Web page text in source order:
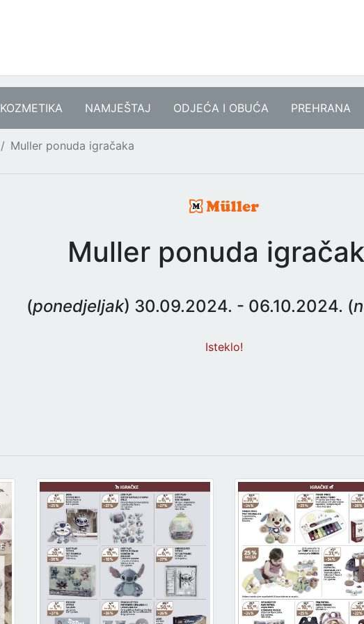
KOZMETIKA NAMJEŠTAJ ODJEĆA I OBUĆA PREHRANA
Muller ponuda igračaka
Muller ponuda
(ponedjeljak) 30.09.2024. - 06.10.2024. (
Isteklo!